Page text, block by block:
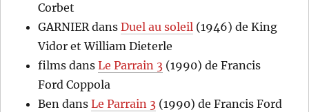
Corbet
GARNIERdansDuel au soleil (1946) de King
Vidor et William Dieterle
films dansLe Parrain 3 (1990) de Francis
Ford Coppola
Ben dansLe Parrain 3 (1990) de Francis Ford